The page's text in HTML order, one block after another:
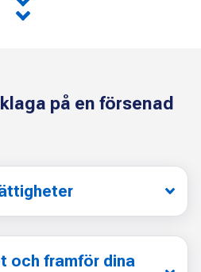
på en försenad
och framför dina